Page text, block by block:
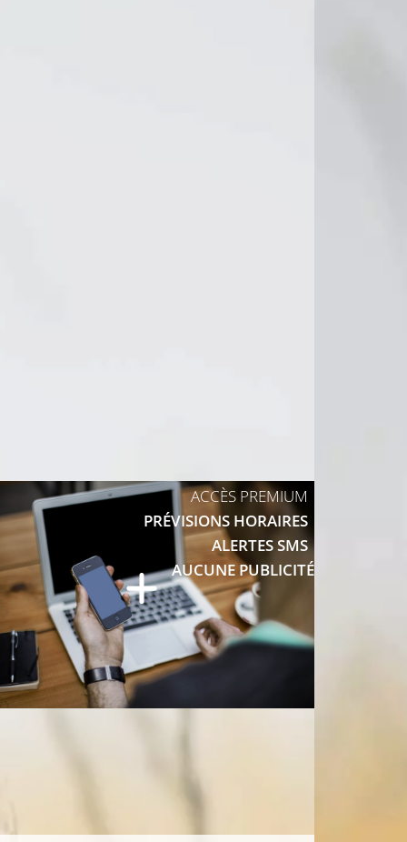
10°C
12°C
11°C
ACCÈS PREMIUM
PRÉVISIONS HORAIRES
ALERTES SMS
AUCUNE PUBLICITÉ